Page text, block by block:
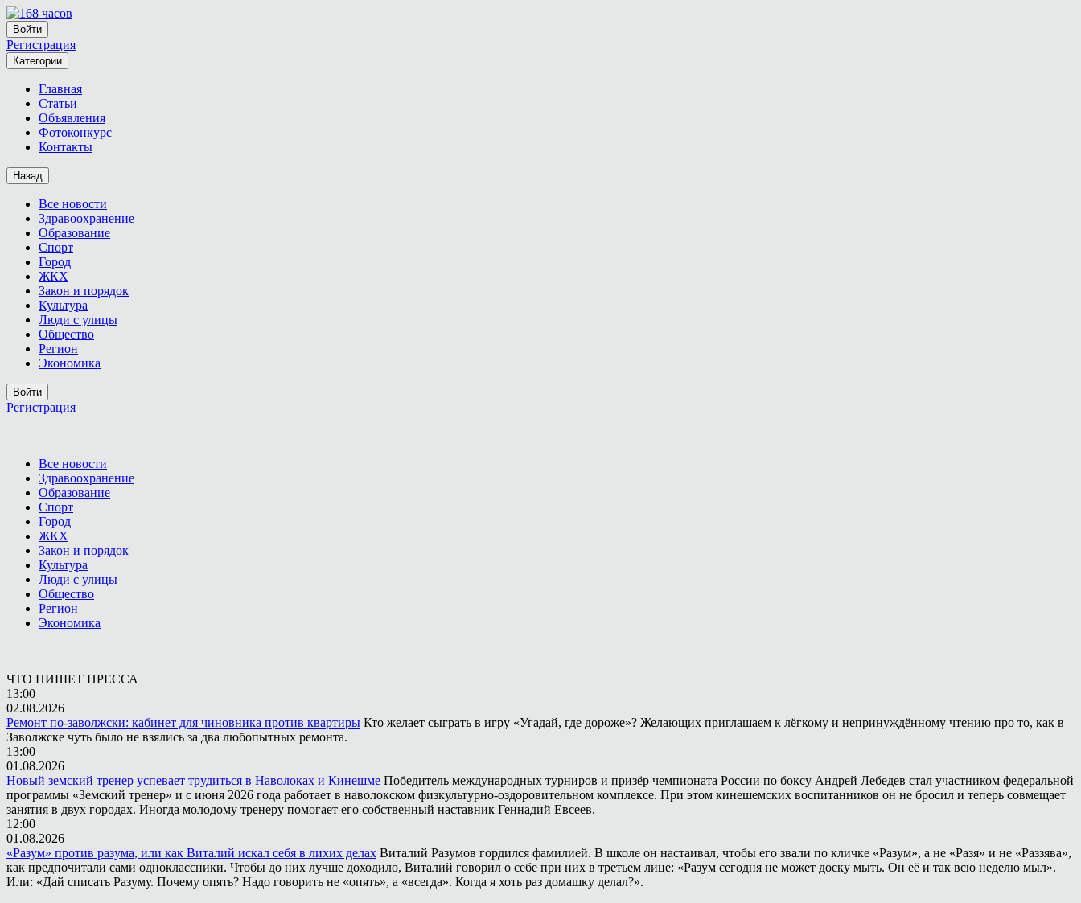
Войти
Регистрация
Категории
Главная
Статьи
Объявления
Фотоконкурс
Контакты
Назад
Все новости
Здравоохранение
Образование
Спорт
Город
ЖКХ
Закон и порядок
Культура
Люди с улицы
Общество
Регион
Экономика
Войти
Регистрация
Все новости
Здравоохранение
Образование
Спорт
Город
ЖКХ
Закон и порядок
Культура
Люди с улицы
Общество
Регион
Экономика
ЧТО ПИШЕТ ПРЕССА
13:00
02.08.2026
Ремонт по-заволжски: кабинет для чиновника против квартиры Кто желает сыграть в игру «Угадай, где дороже»? Желающих приглашаем к лёгкому и непринуждённому чтению про то, как в
Заволжске чуть было не взялись за два любопытных ремонта.
13:00
01.08.2026
Новый земский тренер успевает трудиться в Наволоках и Кинешме Победитель международных турниров и призёр чемпионата России по боксу Андрей Лебедев стал участником федеральной
программы «Земский тренер» и с июня 2026 года работает в наволокском физкультурно-оздоровительном комплексе. При этом кинешемских воспитанников он не бросил и теперь совмещает
занятия в двух городах. Иногда молодому тренеру помогает его собственный наставник Геннадий Евсеев.
12:00
01.08.2026
«Разум» против разума, или как Виталий искал себя в лихих делах Виталий Разумов гордился фамилией. В школе он настаивал, чтобы его звали по кличке «Разум», а не «Разя» и не «Раззява»,
как предпочитали сами одноклассники. Чтобы до них лучше доходило, Виталий говорил о себе при них в третьем лице: «Разум сегодня не может доску мыть. Он её и так всю неделю мыл».
Или: «Дай списать Разуму. Почему опять? Надо говорить не «опять», а «всегда». Когда я хоть раз домашку делал?».